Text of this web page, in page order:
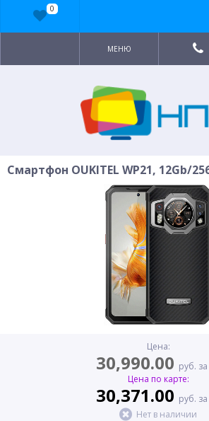
МЕНЮ
Смартфон OUKITEL WP21, 12Gb/
Цена:
30,990.00 руб.
Цена по карте:
30,371.00 руб.
Нет в наличии
0